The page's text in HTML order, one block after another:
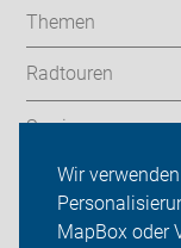
Wir
MapBox oder
Themen
Radtouren
Service
ADFC Emsland
Ortsgruppen